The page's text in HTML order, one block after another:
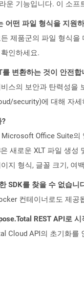
운 기능입니다. 이 소
어떤 파일 형식을 지원
제품군의 파일 형식을
인하세요.
를 변환하는 것이 안전합
스의 보안과 탄력성을
security)에 대해 자세
?
Office Suite
새로운 XLT 파일 생
지 형식, 글꼴 크기, 여
SDK를 찾을 수 없습니
컨테이너로도 제공
REST API로
Cloud API의 초기화를